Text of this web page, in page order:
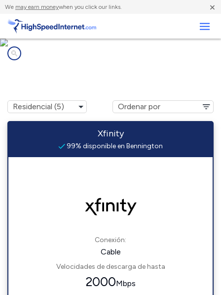
We may earn moneywhen you click our links. ×
Xfinity
99% disponible en Bennington
Conexión:
Cable
Velocidades de descarga de hasta
2000Mbps